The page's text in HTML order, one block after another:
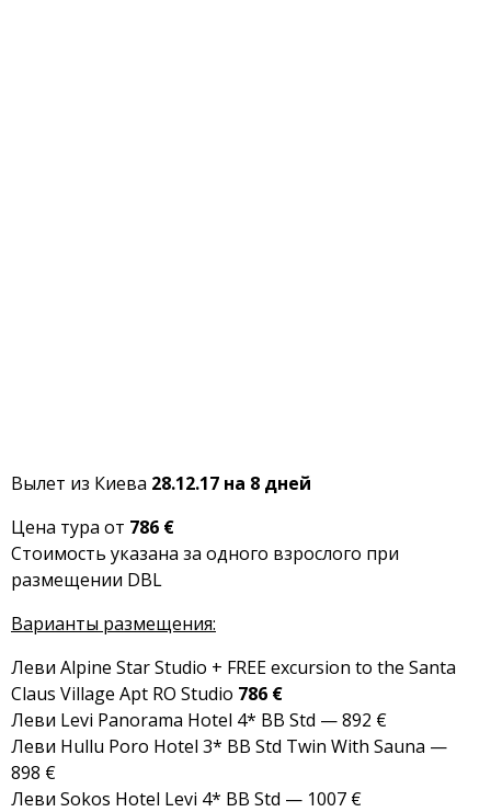
Вылет из Киева 28.12.17 на 8 дней
Цена тура от 786 €
Стоимость указана за одного взрослого при
размещении DBL
Варианты размещения:
Леви Alpine Star Studio + FREE excursion to the Santa
Claus Village Apt RO Studio 786 €
Леви Levi Panorama Hotel 4* BB Std — 892 €
Леви Hullu Poro Hotel 3* BB Std Twin With Sauna —
898 €
Леви Sokos Hotel Levi 4* BB Std — 1007 €